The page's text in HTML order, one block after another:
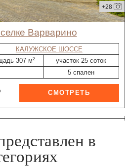
+28
Варварино
КАЛУЖСКОЕ ШОССЕ
307 м2
участок 25 соток
5 спален
в